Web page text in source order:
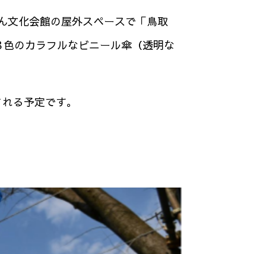
化会館の屋外スペースで「鳥取
のカラフルなビニール傘（透明な
る予定です。